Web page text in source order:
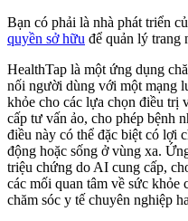
Bạn có phải là nhà phát triển
quyền sở hữu để quản lý trang
HealthTap là một ứng dụng
nối người dùng với một mạng
khỏe cho các lựa chọn điều trị
cấp tư vấn ảo, cho phép bệnh
điều này có thể đặc biệt có lợi
động hoặc sống ở vùng xa.
triệu chứng do AI cung cấp,
các mối quan tâm về sức khỏe
chăm sóc y tế chuyên nghiệp